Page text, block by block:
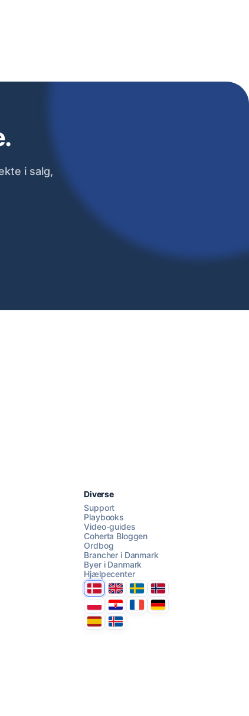
i salg,
AI Campaign Assist
Diverse
Support
Playbooks
Video-guides
Coherta Bloggen
Ordbog
Brancher i Danmark
Byer i Danmark
Hjælpecenter
DanmarkUnited Kingdom
SverigeNorge
PolskaHrvatskaFranceDeutschland
EspanaÍsland